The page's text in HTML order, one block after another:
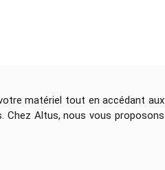
matériel tout en accédant aux
Chez Altus, nous vous proposons